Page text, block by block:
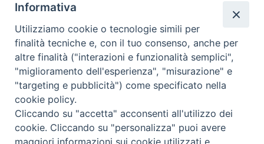
Giorni ed Orari Apertura Uffici:
Lunedì e Mercoledì ore 09:00 – 13:00
Uffici Matrimoni:
Lunedì e Mercoledì ore 09:30 – 12:30
seguici su
Channel
Informativa Privacy
Informativa
Utilizziamo cookie o tecnologie simili per
finalità tecniche e, con il tuo consenso, anche per
altre finalità ("interazioni e funzionalità semplici",
"miglioramento dell'esperienza", "misurazione" e
"targeting e pubblicità") come specificato nella
cookie policy.
Cliccando su "accetta" acconsenti all'utilizzo dei
cookie. Cliccando su "personalizza" puoi avere